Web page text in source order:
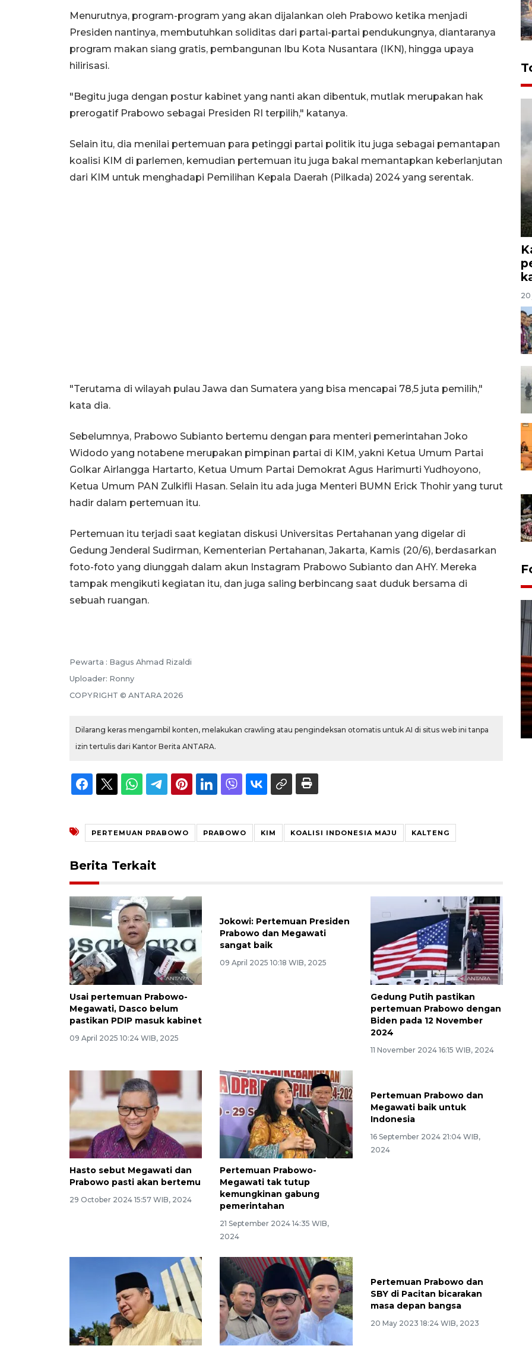
Menurutnya, program-program yang akan dijalankan oleh Prabowo ketika menjadi
Presiden nantinya, membutuhkan soliditas dari partai-partai pendukungnya, diantaranya
program makan siang gratis, pembangunan Ibu Kota Nusantara (IKN), hingga upaya
hilirisasi.
"Begitu juga dengan postur kabinet yang nanti akan dibentuk, mutlak merupakan hak
prerogatif Prabowo sebagai Presiden RI terpilih," katanya.
Selain itu, dia menilai pertemuan para petinggi partai politik itu juga sebagai pemantapan
koalisi KIM di parlemen, kemudian pertemuan itu juga bakal memantapkan keberlanjutan
dari KIM untuk menghadapi Pemilihan Kepala Daerah (Pilkada) 2024 yang serentak.
"Terutama di wilayah pulau Jawa dan Sumatera yang bisa mencapai 78,5 juta pemilih,"
kata dia.
Sebelumnya, Prabowo Subianto bertemu dengan para menteri pemerintahan Joko
Widodo yang notabene merupakan pimpinan partai di KIM, yakni Ketua Umum Partai
Golkar Airlangga Hartarto, Ketua Umum Partai Demokrat Agus Harimurti Yudhoyono,
Ketua Umum PAN Zulkifli Hasan. Selain itu ada juga Menteri BUMN Erick Thohir yang turut
hadir dalam pertemuan itu.
Pertemuan itu terjadi saat kegiatan diskusi Universitas Pertahanan yang digelar di
Gedung Jenderal Sudirman, Kementerian Pertahanan, Jakarta, Kamis (20/6), berdasarkan
foto-foto yang diunggah dalam akun Instagram Prabowo Subianto dan AHY. Mereka
tampak mengikuti kegiatan itu, dan juga saling berbincang saat duduk bersama di
sebuah ruangan.
Pewarta : Bagus Ahmad Rizaldi
Uploader: Ronny
COPYRIGHT © ANTARA 2026
Dilarang keras mengambil konten, melakukan crawling atau pengindeksan otomatis untuk AI di situs web ini tanpa
izin tertulis dari Kantor Berita ANTARA.
PERTEMUAN PRABOWO PRABOWO KIM KOALISI INDONESIA MAJU KALTENG
Berita Terkait
Usai pertemuan Prabowo-
Megawati, Dasco belum
pastikan PDIP masuk kabinet
09 April 2025 10:24 WIB, 2025
Gedung Putih pastikan
pertemuan Prabowo dengan
Biden pada 12 November
2024
11 November 2024 16:15 WIB, 2024
Hasto sebut Megawati dan
Prabowo pasti akan bertemu
29 October 2024 15:57 WIB, 2024
Pertemuan Prabowo-
Megawati tak tutup
kemungkinan gabung
pemerintahan
21 September 2024 14:35 WIB,
2024
Pertemuan Prabowo dan
SBY di Pacitan bicarakan
masa depan bangsa
20 May 2023 18:24 WIB, 2023
20